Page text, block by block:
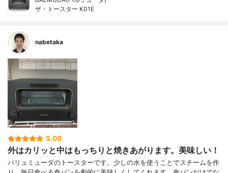
ザ・トースター K01E
nabetaka
5.00
外はカリッと中はもっちりと焼きあがります。美味しい！
バリュミューダのトースターです。少しの水を使うことでスチームを作